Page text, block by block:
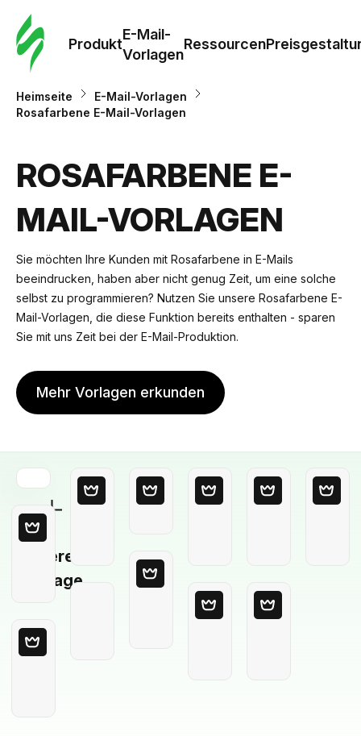
Produkt
E-Mail-
Vorlagen
Ressourcen
Heimseite
E-Mail-Vorlagen
Rosafarbene E-Mail-Vorlagen
ROSAFARBENE E-
MAIL-VORLAGEN
Sie möchten Ihre Kunden mit Rosafarbene in E-Mails
beeindrucken, haben aber nicht genug Zeit, um eine solche
selbst zu programmieren? Nutzen Sie unsere Rosafarbene E-
Mail-Vorlagen, die diese Funktion bereits enthalten - sparen
Sie mit uns Zeit bei der E-Mail-Produktion.
Mehr Vorlagen erkunden
Leere
Vorlage